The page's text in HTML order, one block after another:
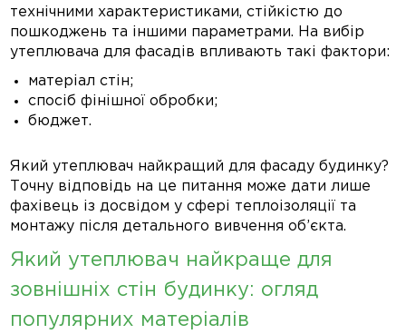
технічними характеристиками, стійкістю до
пошкоджень та іншими параметрами. На вибір
утеплювача для фасадів впливають такі фактори:
матеріал стін;
спосіб фінішної обробки;
бюджет.
Який утеплювач найкращий для фасаду будинку?
Точну відповідь на це питання може дати лише
фахівець із досвідом у сфері теплоізоляції та
монтажу після детального вивчення об’єкта.
Який утеплювач найкраще для
зовнішніх стін будинку: огляд
популярних матеріалів